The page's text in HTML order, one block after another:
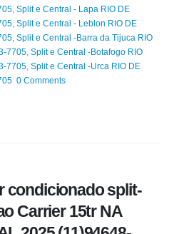
Split e Central - Lapa RIO DE
Split e Central - Leblon RIO DE
Split e Central -Barra da Tijuca RIO
7705 Split e Central -Botafogo RIO
7705 Split e Central -Urca RIO DE
0 Comments
condicionado split-
Carrier 15tr NA